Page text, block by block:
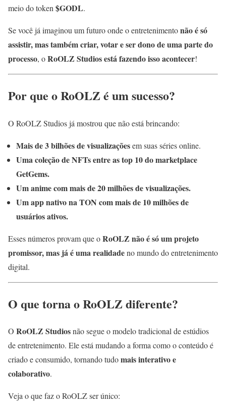
meio do token $GODL.
Se você já imaginou um futuro onde o entretenimentonão é só
assistir, mas também criar, votar e ser dono de uma parte do
processo, oRoOLZ Studios está fazendo isso acontecer!
Por que o RoOLZ é um sucesso?
O RoOLZ Studios já mostrou que não está brincando:
Mais de 3 bilhões de visualizaçõesem suas séries online.
Uma coleção de NFTs entre as top 10 do marketplace
GetGems.
Um anime com mais de 20 milhões de visualizações.
Um app nativo na TON com mais de 10 milhões de
usuários ativos.
Esses números provam que oRoOLZ não é só um projeto
promissor, mas já é uma realidadeno mundo do entretenimento
digital.
O que torna o RoOLZ diferente?
O RoOLZ Studiosnão segue o modelo tradicional de estúdios
de entretenimento. Ele está mudando a forma como o conteúdo é
criado e consumido, tornando tudomais interativo e
colaborativo.
Veja o que faz o RoOLZ ser único: